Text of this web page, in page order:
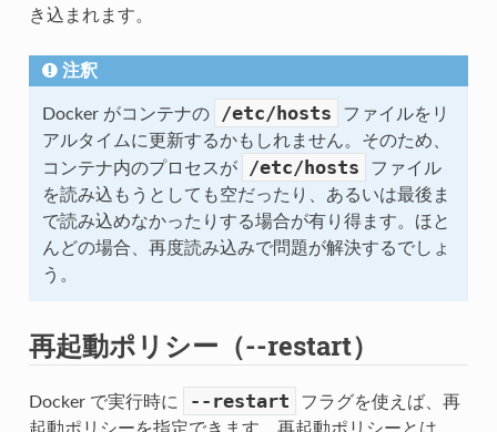
き込まれます。
注釈
Docker がコンテナの /etc/hosts
ファイルをリ
アルタイムに更新するかもしれません。そのため、
コンテナ内のプロセスが
/etc/hosts
ファイル
を読み込もうとしても空だったり、あるいは最後ま
で読み込めなかったりする場合が有り得ます。ほと
んどの場合、再度読み込みで問題が解決するでしょ
う。
再起動ポリシー（--restart）
Docker で実行時に --restart
フラグを使えば、再